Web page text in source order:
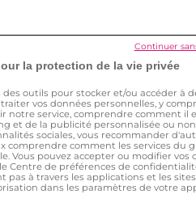
la protection de la vie privée
outils pour stocker et/ou accéder à
vos données personnelles, y
notre service, comprendre comment il
et de la publicité personnalisée ou non
sociales, vous recommander
comprendre comment les services du
Vous pouvez accepter ou modifier vos
Centre de préférences de
pas à travers les applications et les
dans les paramètres de votre
Continuer